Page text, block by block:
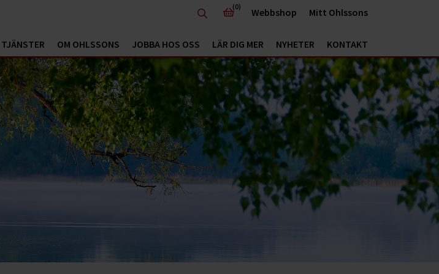
TJÄNSTER OM OHLSSONS JOBBA HOS OSS LÄR DIG MER NYHETER KONTAKT
(0) Webbshop Mitt Ohlssons